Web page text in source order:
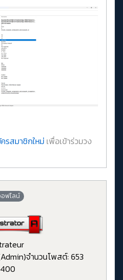
รสมาชิกใหม่ เพื่อเข้าร่วมวง
ฟไลน์
จำนวนโพสต์: 653